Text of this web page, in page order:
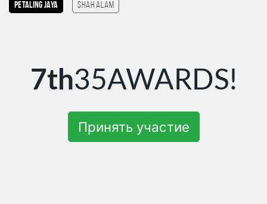
Petaling Jaya Shah Alam
7th35AWARDS!
Принять участие